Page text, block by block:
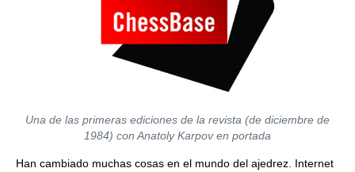
Una de las primeras ediciones de la revista (de diciembre de
1984) con Anatoly Karpov en portada
Han cambiado muchas cosas en el mundo del ajedrez. Internet